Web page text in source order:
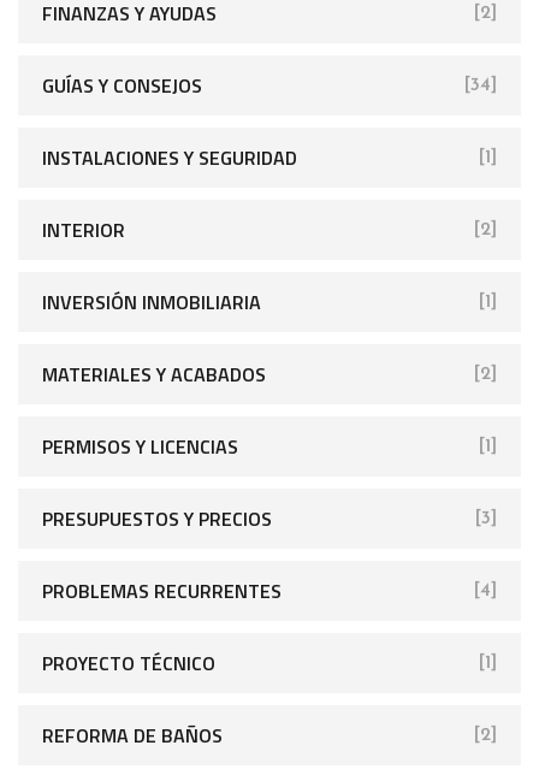
FINANZAS Y AYUDAS [2]
GUÍAS Y CONSEJOS [34]
INSTALACIONES Y SEGURIDAD [1]
INTERIOR [2]
INVERSIÓN INMOBILIARIA [1]
MATERIALES Y ACABADOS [2]
PERMISOS Y LICENCIAS [1]
PRESUPUESTOS Y PRECIOS [3]
PROBLEMAS RECURRENTES [4]
PROYECTO TÉCNICO [1]
REFORMA DE BAÑOS [2]